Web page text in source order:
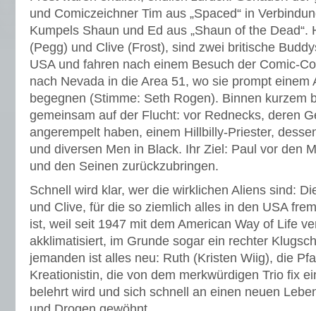
und Comiczeichner Tim aus „Spaced“ in
Kumpels Shaun und Ed aus „Shaun of the
(Pegg) und Clive (Frost), sind zwei britische
USA und fahren nach einem Besuch der Comic-
nach Nevada in die Area 51, wo sie prompt einem
begegnen (Stimme: Seth Rogen). Binnen kurzem
gemeinsam auf der Flucht: vor Rednecks, deren
angerempelt haben, einem Hillbilly-Priester,
und diversen Men in Black. Ihr Ziel: Paul vor den
und den Seinen zurückzubringen.
Schnell wird klar, wer die wirklichen Aliens sind:
und Clive, für die so ziemlich alles in den USA
ist, weil seit 1947 mit dem American Way of Life
akklimatisiert, im Grunde sogar ein rechter
jemanden ist alles neu: Ruth (Kristen Wiig), die
Kreationistin, die von dem merkwürdigen Trio fix
belehrt wird und sich schnell an einen neuen